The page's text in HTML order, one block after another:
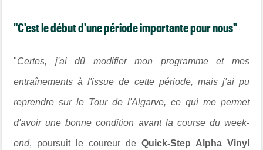
"C'est le début d'une période importante pour nous"
"Certes, j'ai dû modifier mon programme et mes
entraînements à l'issue de cette période, mais j'ai pu
reprendre sur le Tour de l'Algarve, ce qui me permet
d'avoir une bonne condition avant la course du week-
end, poursuit le coureur de Quick-Step Alpha Vinyl